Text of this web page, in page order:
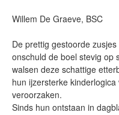
Willem De Graeve, BSC
De prettig gestoorde
onschuld de boel stevig op
walsen deze schattige
hun ijzersterke
veroorzaken.
Sinds hun ontstaan in